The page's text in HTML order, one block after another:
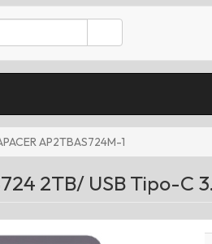
AP2TBAS724M-1
2TB/ USB Tipo-C